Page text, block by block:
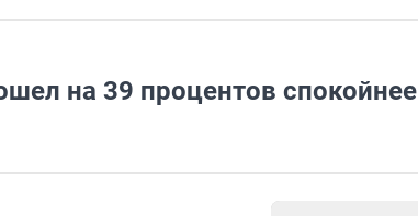
на 39 процентов спокойнее